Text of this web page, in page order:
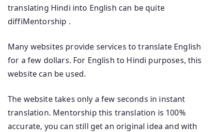
translating Hindi into English can be quite
diffiMentorship .
Many websites provide services to translate English
for a few dollars. For English to Hindi purposes, this
website can be used.
The website takes only a few seconds in instant
translation. Mentorship this translation is 100%
accurate, you can still get an original idea and with